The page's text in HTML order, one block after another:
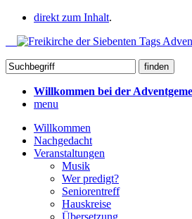
direkt zum Inhalt.
Willkommen bei der
menu
Willkommen
Nachgedacht
Veranstaltungen
Musik
Wer predigt?
Seniorentreff
Hauskreise
Übersetzung